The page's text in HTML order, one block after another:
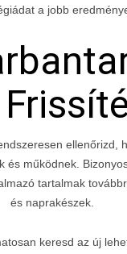
a jobb
ellenőrizd,
és működnek.
tartalmak
és naprakészek.
keresd az új